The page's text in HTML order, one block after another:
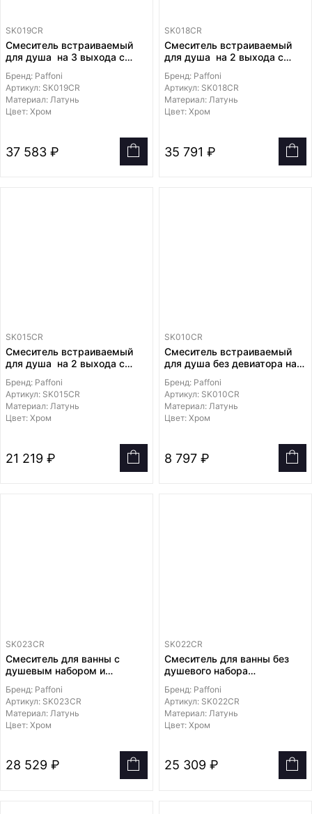
SK019CR
Смеситель встраиваемый
для душа на 3 выхода с
диаметром
200мм.девиатор-картридж,
3 положения+3 комбо
Бренд: Paffoni
Артикул: SK019CR
Материал: Латунь
Цвет: Хром
37 583 ₽
SK018CR
Смеситель встраиваемый
для душа на 2 выхода с
диаметром 200мм,
девиатор-картридж, 2
положения+ 1 комбо
Бренд: Paffoni
Артикул: SK018CR
Материал: Латунь
Цвет: Хром
35 791 ₽
SK015CR
Смеситель встраиваемый
для душа на 2 выхода с
диаметром 200мм,
девиатор-кнопка
Бренд: Paffoni
Артикул: SK015CR
Материал: Латунь
Цвет: Хром
21 219 ₽
SK010CR
Смеситель встраиваемый
для душа без девиатора на 1
латуни диаметром 116мм
Бренд: Paffoni
Артикул: SK010CR
Материал: Латунь
Цвет: Хром
8 797 ₽
SK023CR
Смеситель для ванны с
душевым набором и
креплением из ABS
пластика, душ BIRILLO
Бренд: Paffoni
Артикул: SK023CR
Материал: Латунь
Цвет: Хром
28 529 ₽
SK022CR
Смеситель для ванны без
душевого набора
Бренд: Paffoni
Артикул: SK022CR
Материал: Латунь
Цвет: Хром
25 309 ₽